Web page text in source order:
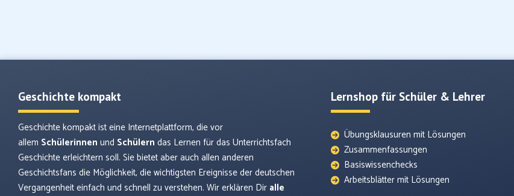
Geschichte kompakt
Geschichte kompakt ist eine Internetplattform, die vor
allem Schülerinnen und Schülern das Lernen für das Unterrichtsfach
Geschichte erleichtern soll. Sie bietet aber auch allen anderen
Geschichtsfans die Möglichkeit, die wichtigsten Ereignisse der deutschen
Vergangenheit einfach und schnell zu verstehen. Wir erklären Dir alle
Lernshop für Schüler & Lehrer
Übungsklausuren mit Lösungen
Zusammenfassungen
Basiswissenchecks
Arbeitsblätter mit Lösungen